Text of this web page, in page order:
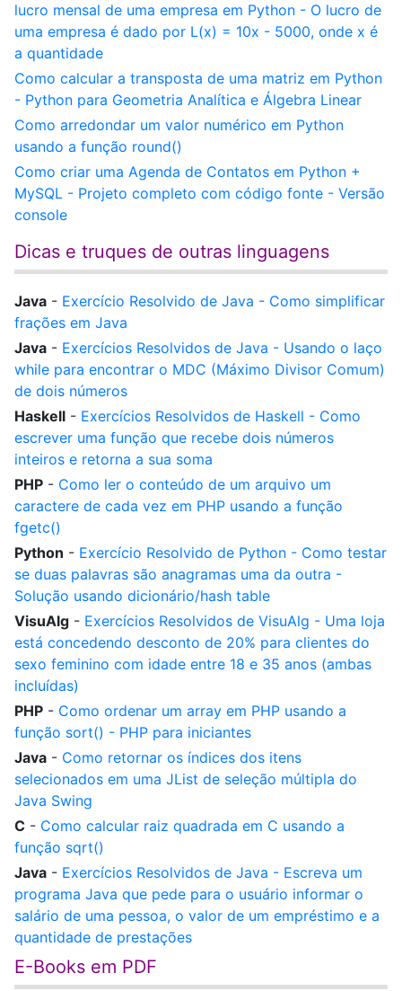
lucro mensal de uma empresa em Python - O lucro de
uma empresa é dado por L(x) = 10x - 5000, onde x é
a quantidade
Como calcular a transposta de uma matriz em Python
- Python para Geometria Analítica e Álgebra Linear
Como arredondar um valor numérico em Python
usando a função round()
Como criar uma Agenda de Contatos em Python +
MySQL - Projeto completo com código fonte - Versão
console
Dicas e truques de outras linguagens
Java - Exercício Resolvido de Java - Como simplificar
frações em Java
Java - Exercícios Resolvidos de Java - Usando o laço
while para encontrar o MDC (Máximo Divisor Comum)
de dois números
Haskell - Exercícios Resolvidos de Haskell - Como
escrever uma função que recebe dois números
inteiros e retorna a sua soma
PHP - Como ler o conteúdo de um arquivo um
caractere de cada vez em PHP usando a função
fgetc()
Python - Exercício Resolvido de Python - Como testar
se duas palavras são anagramas uma da outra -
Solução usando dicionário/hash table
VisuAlg - Exercícios Resolvidos de VisuAlg - Uma loja
está concedendo desconto de 20% para clientes do
sexo feminino com idade entre 18 e 35 anos (ambas
incluídas)
PHP - Como ordenar um array em PHP usando a
função sort() - PHP para iniciantes
Java - Como retornar os índices dos itens
selecionados em uma JList de seleção múltipla do
Java Swing
C - Como calcular raiz quadrada em C usando a
função sqrt()
Java - Exercícios Resolvidos de Java - Escreva um
programa Java que pede para o usuário informar o
salário de uma pessoa, o valor de um empréstimo e a
quantidade de prestações
E-Books em PDF